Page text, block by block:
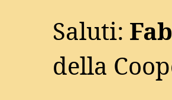
Saluti:
della